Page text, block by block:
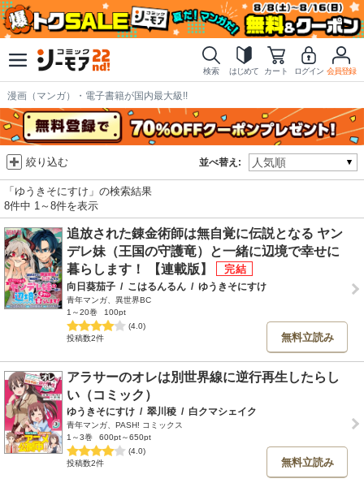
検索 はじめて カート ログイン 会員登録
漫画（マンガ）・電子書籍が国内最大級!!
並べ替え:
絞り込む
「ゆうきそにすけ」の検索結果
8件中 1～8件を表示
追放された錬金術師は無自覚に伝説となる ヤン
デレ妹（王国の守護竜）と一緒に辺境で幸せに
暮らします！ 【連載版】
向日葵茄子 / こはるんるん / ゆうきそにすけ
青年マンガ、異世界BC
1～20巻
100pt
(4.0)
投稿数2件
無料立読み
アラサーのオレは別世界線に逆行再生したらし
い（コミック）
ゆうきそにすけ / 翠川稜 / 白クマシェイク
青年マンガ、PASH! コミックス
1～3巻
600pt～650pt
(4.0)
投稿数2件
無料立読み